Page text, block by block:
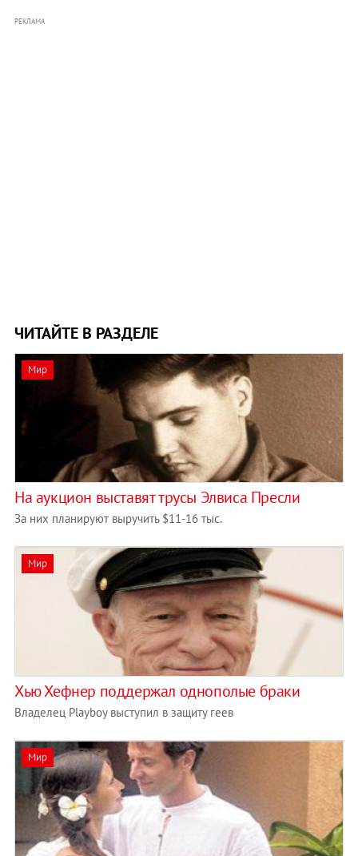
РЕКЛАМА
ЧИТАЙТЕ В РАЗДЕЛЕ
Мир
На аукцион выставят трусы Элвиса Пресли
За них планируют выручить $11-16 тыс.
Мир
Хью Хефнер поддержал однополые браки
Владелец Playboy выступил в защиту геев
Мир